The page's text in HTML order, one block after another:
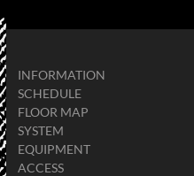
INFORMATION
SCHEDULE
FLOOR MAP
SYSTEM
EQUIPMENT
ACCESS